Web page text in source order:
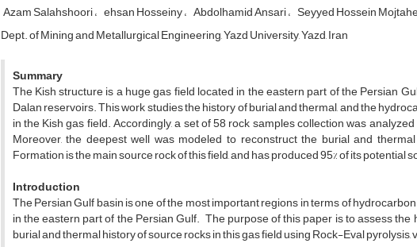
Azam Salahshoori ehsan Hosseiny Abdolhamid Ansari Seyyed Hossein
Dept. of Mining and Metallurgical Engineering, Yazd University, Yazd, Iran
Summary
The Kish structure is a huge gas field located in the eastern part of the Persian
Dalan reservoirs. This work studies the history of burial and thermal, and the
in the Kish gas field. Accordingly, a set of 58 rock samples collection was
Moreover, the deepest well was modeled to reconstruct the burial and
Formation is the main source rock of this field, and has produced 95% of its potential
Introduction
The Persian Gulf basin is one of the most important regions in terms of
in the eastern part of the Persian Gulf. The purpose of this paper is to assess
burial and thermal history of source rocks in this gas field using Rock-Eval pyrolysis,